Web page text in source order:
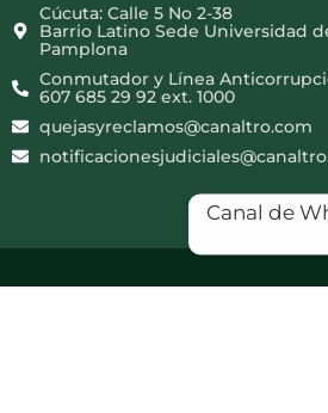
Cúcuta: Calle 5 No 2-38
Barrio Latino Sede Universidad
Pamplona
Conmutador y Línea
607 685 29 92 ext. 1000
quejasyreclamos@canaltro.com
Canal de